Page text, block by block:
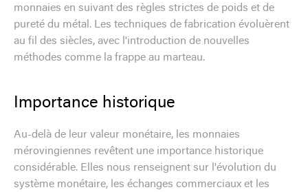
monnaies en suivant des règles strictes de poids et de
pureté du métal. Les techniques de fabrication évoluèrent
au fil des siècles, avec l'introduction de nouvelles
méthodes comme la frappe au marteau.
Importance historique
Au-delà de leur valeur monétaire, les monnaies
mérovingiennes revêtent une importance historique
considérable. Elles nous renseignent sur l'évolution du
système monétaire, les échanges commerciaux et les